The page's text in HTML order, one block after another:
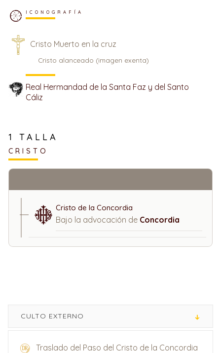
ICONOGRAFÍA
Cristo Muerto en la cruz
Cristo alanceado (imagen exenta)
Real Hermandad de la Santa Faz y del Santo
Cáliz
1 TALLA
CRISTO
Cristo de la Concordia
Bajo la advocación de Concordia
CULTO EXTERNO
Traslado del Paso del Cristo de la Concordia